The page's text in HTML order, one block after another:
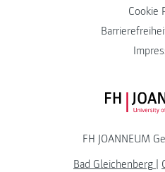
Cookie
FH JOANNEUM
Bad Gleichenberg |